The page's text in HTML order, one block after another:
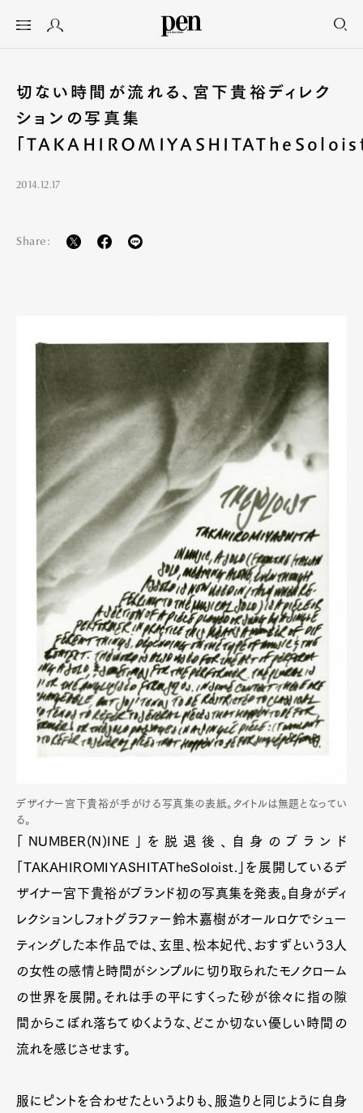
切ない時間が流れる、宮下貴裕ディレク
ションの写真集
「
2014.12.17
Share:
デザイナー宮下貴裕が手がける写真集の表紙。タイトルは無題となってい
る。
「NUMBER(N)INE」を脱退後、自身のブランド
「TAKAHIROMIYASHITATheSoloist.」を展開しているデ
ザイナー宮下貴裕がブランド初の写真集を発表。自身がディ
レクションしフォトグラファー鈴木嘉樹がオールロケでシュー
ティングした本作品では、玄里、松本妃代、おすずという3人
の女性の感情と時間がシンプルに切り取られたモノクローム
の世界を展開。それは手の平にすくった砂が徐々に指の隙
間からこぼれ落ちてゆくような、どこか切ない優しい時間の
流れを感じさせます。
服にピントを合わせたというよりも、服造りと同じように自身